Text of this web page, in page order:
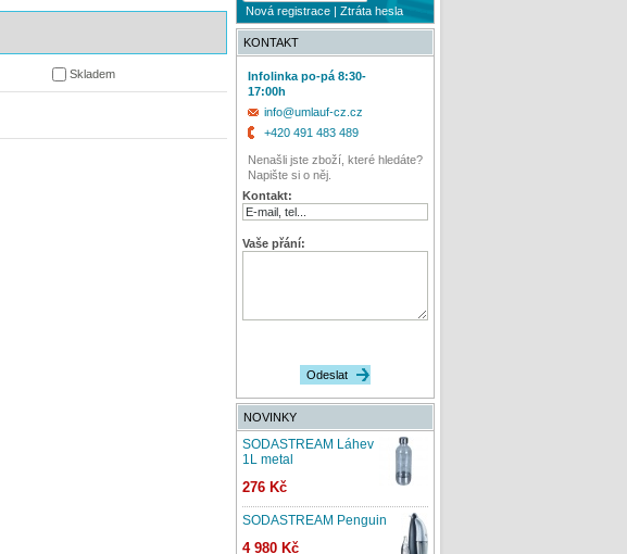
Skladem
Nová registrace | Ztráta hesla
KONTAKT
Infolinka po-pá 8:30-
17:00h
info@umlauf-cz.cz
+420 491 483 489
Nenašli jste zboží, které hledáte?
Napište si o něj.
Kontakt:
Vaše přání:
NOVINKY
SODASTREAM Láhev
1L metal
276 Kč
SODASTREAM Penguin
4 980 Kč